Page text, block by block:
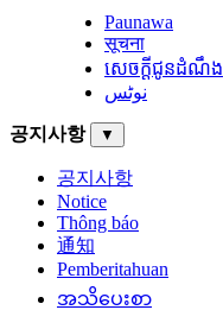
Paunawa
सूचना
សេចក្តីជូនដំណឹង
نوٹس
공지사항 ▼
공지사항
Notice
Thông báo
通知
Pemberitahuan
အသိပေးစာ